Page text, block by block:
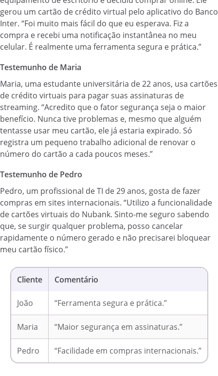
gerou um cartão de crédito virtual pelo aplicativo do Banco
Inter. “Foi muito mais fácil do que eu esperava. Fiz a
compra e recebi uma notificação instantânea no meu
celular. É realmente uma ferramenta segura e prática.”
Testemunho de Maria
Maria, uma estudante universitária de 22 anos, usa cartões
de crédito virtuais para pagar suas assinaturas de
streaming. “Acredito que o fator segurança seja o maior
benefício. Nunca tive problemas e, mesmo que alguém
tentasse usar meu cartão, ele já estaria expirado. Só
registra um pequeno trabalho adicional de renovar o
número do cartão a cada poucos meses.”
Testemunho de Pedro
Pedro, um profissional de TI de 29 anos, gosta de fazer
compras em sites internacionais. “Utilizo a funcionalidade
de cartões virtuais do Nubank. Sinto-me seguro sabendo
que, se surgir qualquer problema, posso cancelar
rapidamente o número gerado e não precisarei bloquear
meu cartão físico.”
Cliente Comentário
João “Ferramenta segura e prática.”
Maria “Maior segurança em assinaturas.”
Pedro “Facilidade em compras internacionais.”